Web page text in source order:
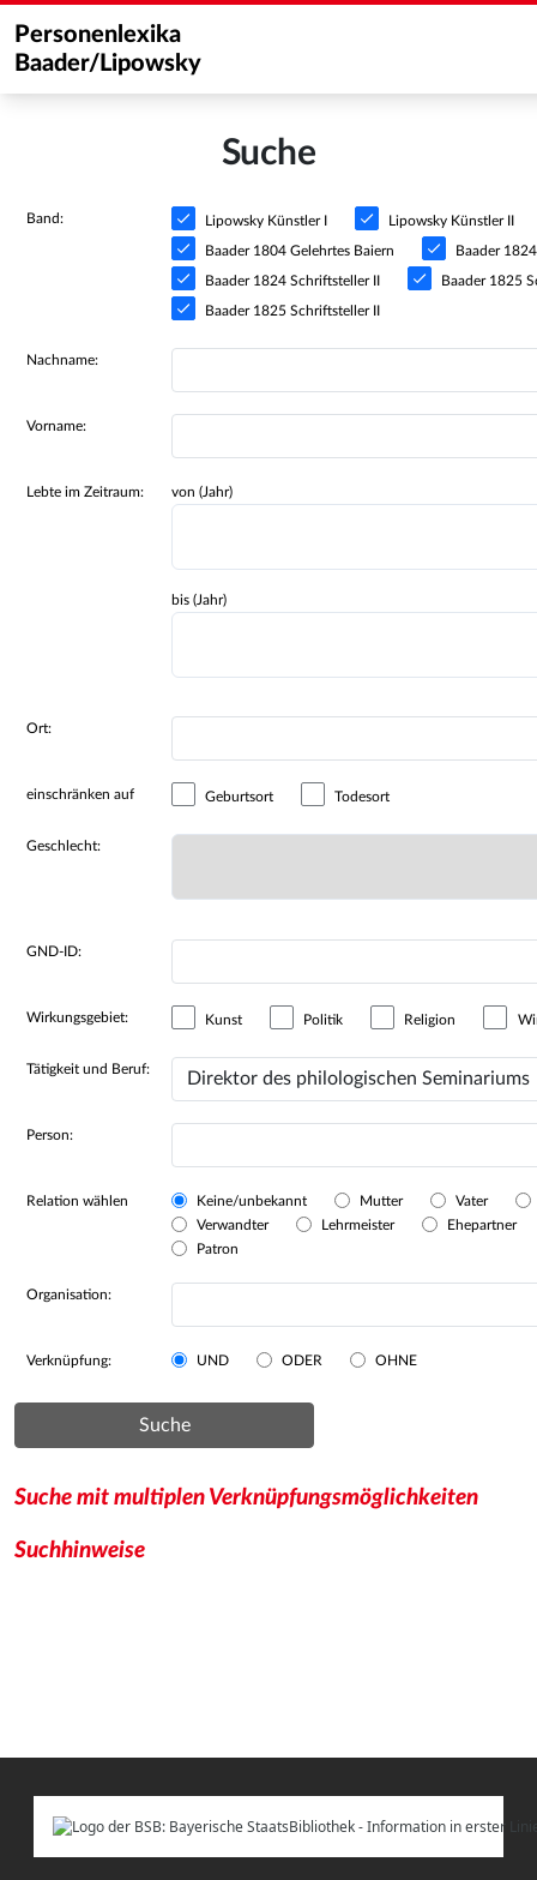
Personenlexika
Baader/Lipowsky
Suche
Band: Lipowsky Künstler I Lipowsky Künstler II
Baader 1804 Gelehrtes Baiern Baader
Baader 1824 Schriftsteller II Baader 1825
Baader 1825 Schriftsteller II
Nachname:
Vorname:
Lebte im Zeitraum: von (Jahr)
bis (Jahr)
Ort:
einschränken auf Geburtsort Todesort
Geschlecht:
GND-ID:
Wirkungsgebiet: Kunst Politik Religion
Tätigkeit und Beruf:
Person:
Relation wählen Keine/unbekannt Mutter
Vater
Verwandter
Lehrmeister
Ehepartner
Patron
Organisation:
Verknüpfung: UND ODER OHNE
Suche
Suche mit multiplen Verknüpfungsmöglichkeiten
Suchhinweise